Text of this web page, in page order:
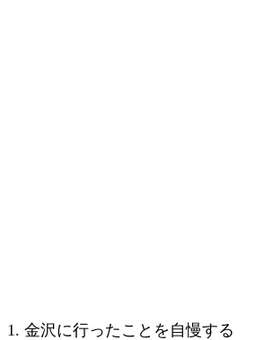
1. 金沢に行ったことを自慢する